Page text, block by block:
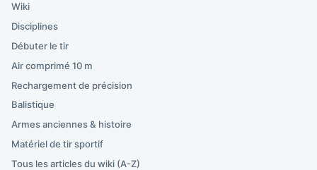
Wiki
Disciplines
Débuter le tir
Air comprimé 10 m
Rechargement de précision
Balistique
Armes anciennes & histoire
Matériel de tir sportif
Tous les articles du wiki (A-Z)